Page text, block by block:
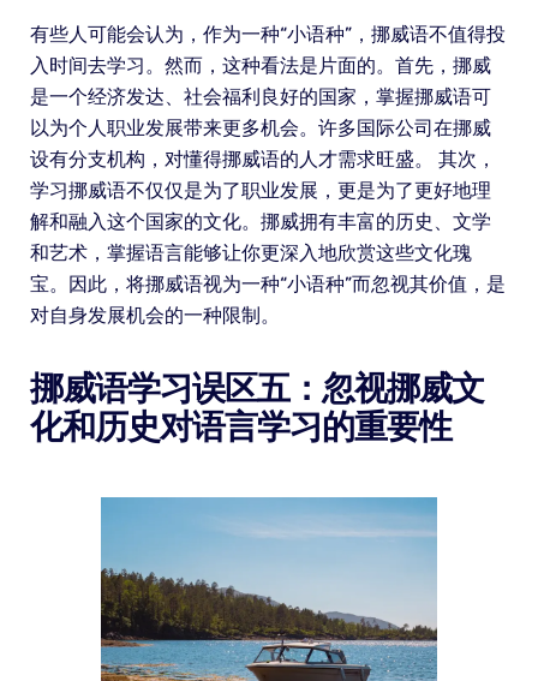
有些人可能会认为，作为一种“小语种”，挪威语不值得投
入时间去学习。然而，这种看法是片面的。首先，挪威
是一个经济发达、社会福利良好的国家，掌握挪威语可
以为个人职业发展带来更多机会。许多国际公司在挪威
设有分支机构，对懂得挪威语的人才需求旺盛。 其次，
学习挪威语不仅仅是为了职业发展，更是为了更好地理
解和融入这个国家的文化。挪威拥有丰富的历史、文学
和艺术，掌握语言能够让你更深入地欣赏这些文化瑰
宝。因此，将挪威语视为一种“小语种”而忽视其价值，是
对自身发展机会的一种限制。
挪威语学习误区五：忽视挪威文
化和历史对语言学习的重要性